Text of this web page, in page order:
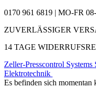
0170 961 6819 | MO-FR
ZUVERLÄSSIGER
14 TAGE
Zeller-Presscontrol Systems
Elektrotechnik
Es befinden sich momentan